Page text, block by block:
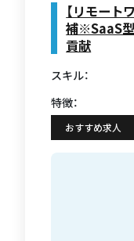
【リモート
補※SaaS
貢献
スキル：
特徴：
おすすめ求人